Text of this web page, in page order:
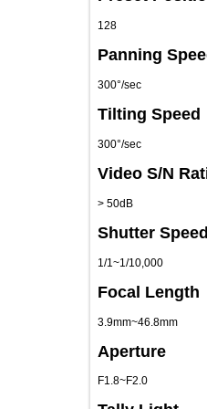
128
Panning
300°/sec
Tilting Speed
300°/sec
Video S/N
> 50dB
Shutter Speed
1/1~1/10,000
Focal Length
3.9mm~46.8mm
Aperture
F1.8~F2.0